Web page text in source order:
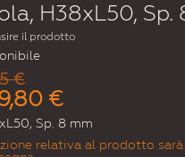
H38xL50, Sp.
il prodotto
€
€
Sp. 8 mm
relativa al prodotto